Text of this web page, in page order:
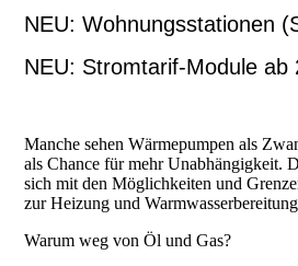
NEU: Wohnungsstationen
NEU: Stromtarif-Module ab
Manche sehen Wärmepumpen als
als Chance für mehr Unabhängigkeit.
sich mit den Möglichkeiten und
zur Heizung und
Warum weg von Öl und Gas?